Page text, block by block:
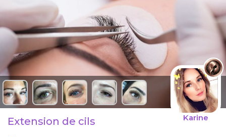
Karine
Extension de cils